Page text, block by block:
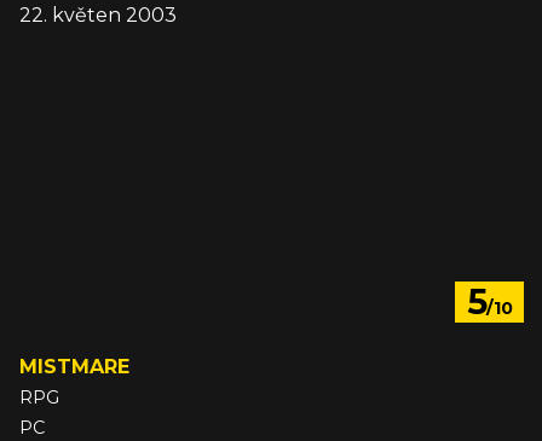
22. květen 2003
5/10
MISTMARE
RPG
PC